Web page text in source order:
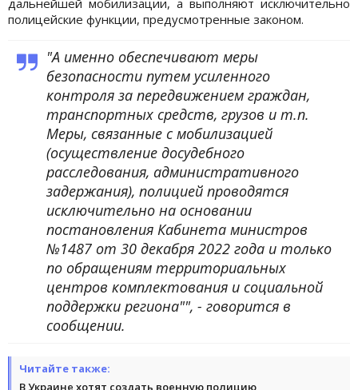
полицейские функции, предусмотренные законом.
"А именно обеспечивают меры
безопасности путем усиленного
контроля за передвижением граждан,
транспортных средств, грузов и т.п.
Меры, связанные с мобилизацией
(осуществление досудебного
расследования, административного
задержания), полицией проводятся
исключительно на основании
постановления Кабинета министров
№1487 от 30 декабря 2022 года и только
по обращениям территориальных
центров комплектования и социальной
поддержки региона"", - говорится в
сообщении.
Читайте также:
В Украине хотят создать военную полицию